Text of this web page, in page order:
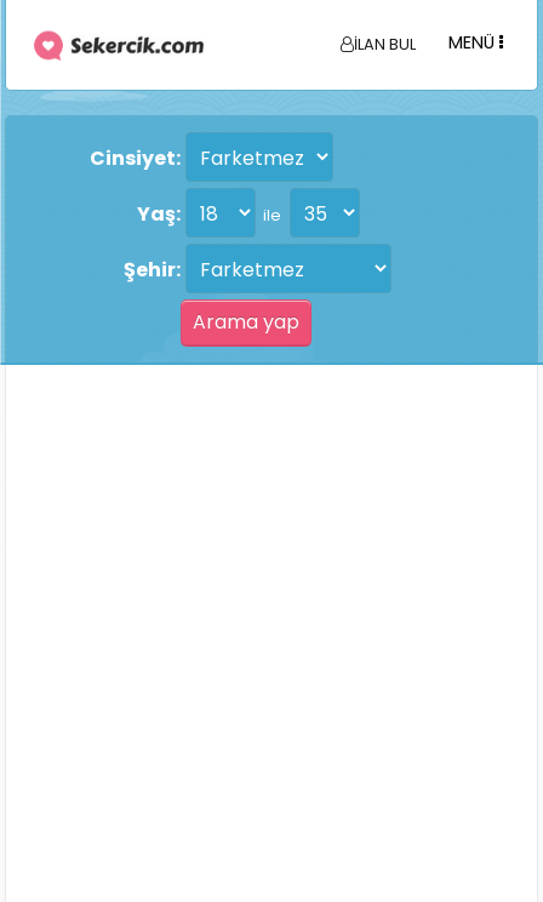
İLAN BUL MENÜ
Cinsiyet:
Yaş:
ile
Şehir: